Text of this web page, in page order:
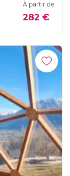
À partir de
282 €